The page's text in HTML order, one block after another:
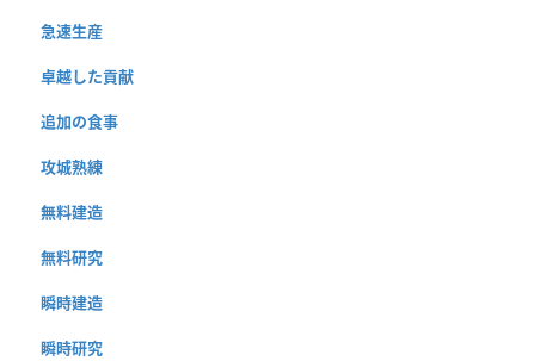
急速生産
卓越した貢献
追加の食事
攻城熟練
無料建造
無料研究
瞬時建造
瞬時研究